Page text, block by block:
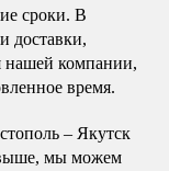
сроки. В
доставки,
нашей компании,
время.
– Якутск
мы можем